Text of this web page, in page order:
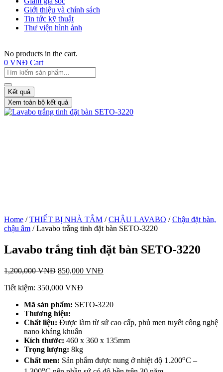
Giới thiệu và chính sách
Tin tức kỹ thuật
Thư viện hình ảnh
No products in the cart.
0 VNĐ Cart
Kết quả
Xem toàn bộ kết quả
Home /THIẾT BỊ NHÀ TẮM /CHẬU LAVABO /Chậu đặt bàn,
chậu âm / Lavabo trắng tinh đặt bàn SETO-3220
Lavabo trắng tinh đặt bàn SETO-3220
1,200,000VNĐ 850,000 VNĐ
Tiết kiệm: 350,000 VNĐ
Mã sản phẩm: SETO-3220
Thương hiệu:
Chất liệu: Được làm từ sứ cao cấp, phủ men tuyết công nghệ
nano kháng khuẩn
Kích thước: 460 x 360 x 135mm
Trọng lượng: 8kg
Chất men: Sản phẩm được nung ở nhiệt độ 1.200oC –
o